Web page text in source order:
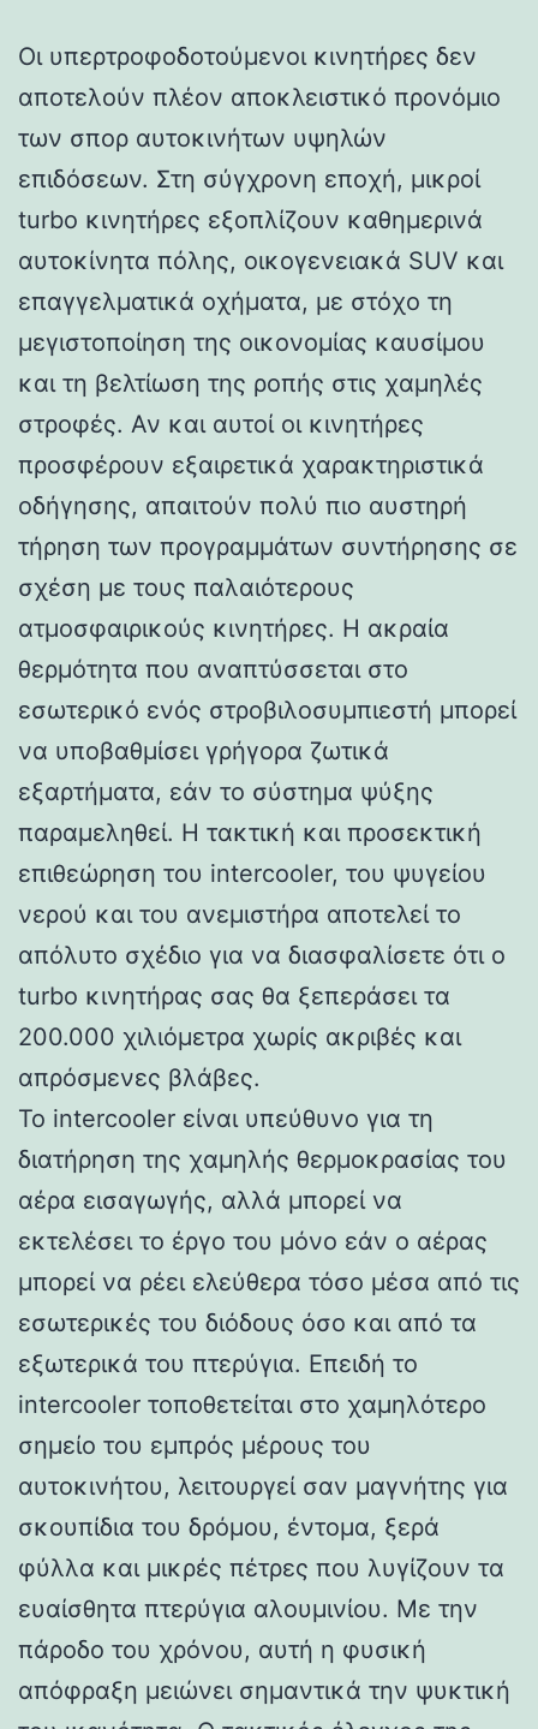
Οι υπερτροφοδοτούμενοι κινητήρες δεν
αποτελούν πλέον αποκλειστικό προνόμιο
των σπορ αυτοκινήτων υψηλών
επιδόσεων. Στη σύγχρονη εποχή, μικροί
turbo κινητήρες εξοπλίζουν καθημερινά
αυτοκίνητα πόλης, οικογενειακά SUV και
επαγγελματικά οχήματα, με στόχο τη
μεγιστοποίηση της οικονομίας καυσίμου
και τη βελτίωση της ροπής στις χαμηλές
στροφές. Αν και αυτοί οι κινητήρες
προσφέρουν εξαιρετικά χαρακτηριστικά
οδήγησης, απαιτούν πολύ πιο αυστηρή
τήρηση των προγραμμάτων συντήρησης σε
σχέση με τους παλαιότερους
ατμοσφαιρικούς κινητήρες. Η ακραία
θερμότητα που αναπτύσσεται στο
εσωτερικό ενός στροβιλοσυμπιεστή μπορεί
να υποβαθμίσει γρήγορα ζωτικά
εξαρτήματα, εάν το σύστημα ψύξης
παραμεληθεί. Η τακτική και προσεκτική
επιθεώρηση του intercooler, του ψυγείου
νερού και του ανεμιστήρα αποτελεί το
απόλυτο σχέδιο για να διασφαλίσετε ότι ο
turbo κινητήρας σας θα ξεπεράσει τα
200.000 χιλιόμετρα χωρίς ακριβές και
απρόσμενες βλάβες.
Το intercooler είναι υπεύθυνο για τη
διατήρηση της χαμηλής θερμοκρασίας του
αέρα εισαγωγής, αλλά μπορεί να
εκτελέσει το έργο του μόνο εάν ο αέρας
μπορεί να ρέει ελεύθερα τόσο μέσα από τις
εσωτερικές του διόδους όσο και από τα
εξωτερικά του πτερύγια. Επειδή το
intercooler τοποθετείται στο χαμηλότερο
σημείο του εμπρός μέρους του
αυτοκινήτου, λειτουργεί σαν μαγνήτης για
σκουπίδια του δρόμου, έντομα, ξερά
φύλλα και μικρές πέτρες που λυγίζουν τα
ευαίσθητα πτερύγια αλουμινίου. Με την
πάροδο του χρόνου, αυτή η φυσική
απόφραξη μειώνει σημαντικά την ψυκτική